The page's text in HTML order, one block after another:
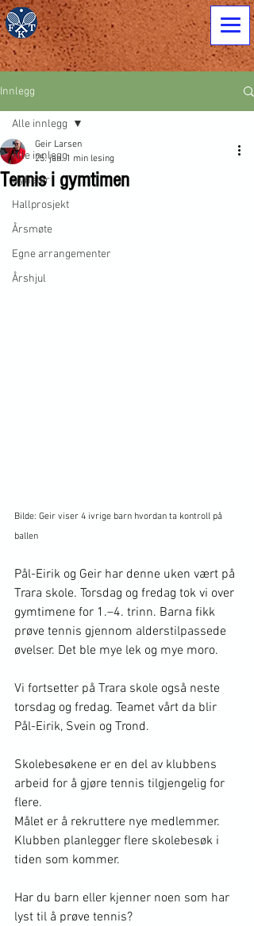
Innlegg
Alle innlegg
Nyheter
Hallprosjekt
Årsmøte
Egne arrangementer
Årshjul
Alle innlegg
Tennis i gymtimen
Geir Larsen
25. jan. 1 min lesing
Bilde: Geir viser 4 ivrige barn hvordan ta kontroll på
ballen
Pål-Eirik og Geir har denne uken vært på
Trara skole. Torsdag og fredag tok vi over
gymtimene for 1.–4. trinn. Barna fikk
prøve tennis gjennom alders­tilpassede
øvelser. Det ble mye lek og mye moro.
Vi fortsetter på Trara skole også neste
torsdag og fredag. Teamet vårt da blir
Pål-Eirik, Svein og Trond.
Skolebesøkene er en del av klubbens
arbeid for å gjøre tennis tilgjengelig for
flere.
Målet er å rekruttere nye medlemmer.
Klubben planlegger flere skolebesøk i
tiden som kommer.
Har du barn eller kjenner noen som har
lyst til å prøve tennis?